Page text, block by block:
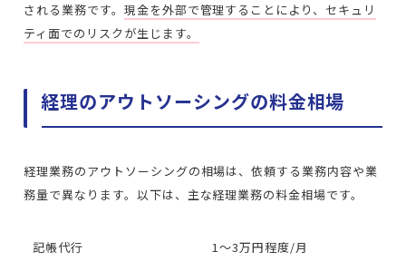
される業務です。 現金を外部で管理することにより、セキュリ
ティ面でのリスクが生じます。
経理のアウトソーシングの料金相場
経理業務のアウトソーシングの相場は、依頼する業務内容や業
務量で異なります。以下は、主な経理業務の料金相場です。
記帳代行 1～3万円程度/月